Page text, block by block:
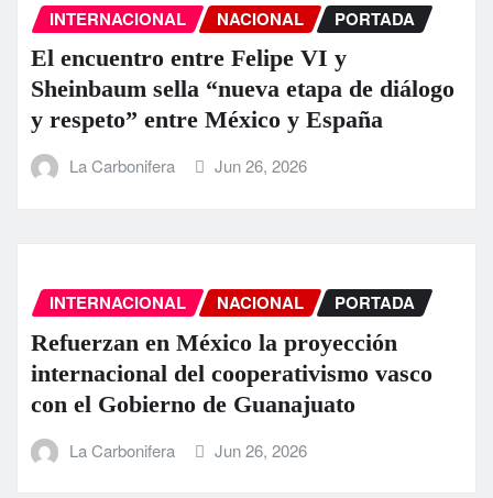
INTERNACIONAL NACIONAL PORTADA
El encuentro entre Felipe VI y
Sheinbaum sella “nueva etapa de diálogo
y respeto” entre México y España
La Carbonifera Jun 26, 2026
INTERNACIONAL NACIONAL PORTADA
Refuerzan en México la proyección
internacional del cooperativismo vasco
con el Gobierno de Guanajuato
La Carbonifera Jun 26, 2026